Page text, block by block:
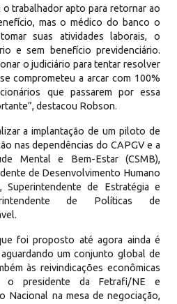
o trabalhador apto para retornar ao
mas o médico do banco o
suas atividades laborais, o
e sem benefício previdenciário.
o judiciário para tentar resolver
comprometeu a arcar com 100%
que passarem por essa
destacou Robson.
a implantação de um piloto de
nas dependências do CAPGV e a
Mental e Bem-Estar (CSMB),
de Desenvolvimento Humano
Superintendente de Estratégia e
de Políticas de
foi proposto até agora ainda é
um conjunto global de
às reivindicações econômicas
o presidente da Fetrafi/NE e
Nacional na mesa de negociação,